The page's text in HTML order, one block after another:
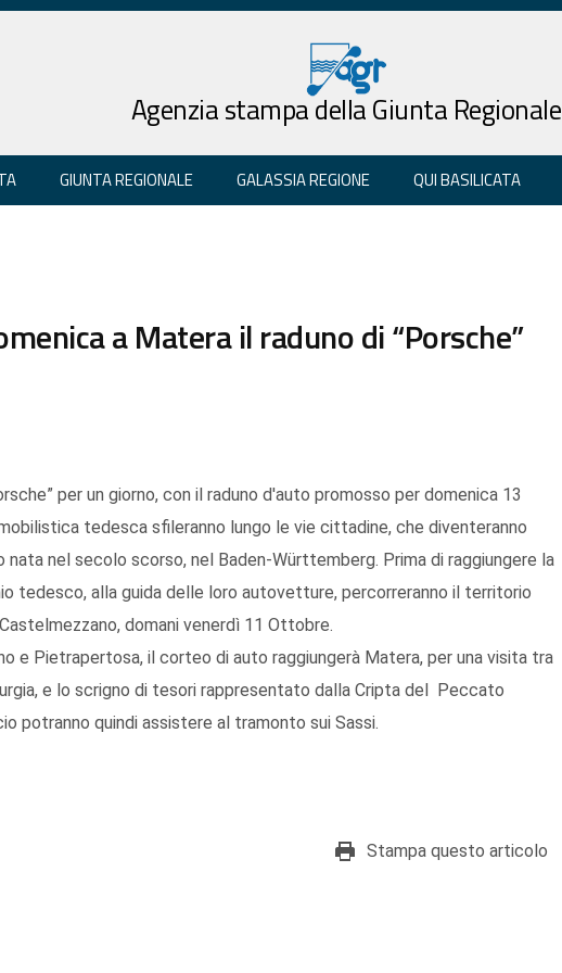
Agenzia stampa della Giunta Regionale
GIUNTA REGIONALE GALASSIA REGIONE QUI BASILICATA
a Matera il raduno di “Porsche”
per un giorno, con il raduno d'auto promosso per domenica 13
tedesca sfileranno lungo le vie cittadine, che diventeranno
nata nel secolo scorso, nel Baden-Württemberg. Prima di raggiungere la
tedesco, alla guida delle loro autovetture, percorreranno il territorio
domani venerdì 11 Ottobre.
e Pietrapertosa, il corteo di auto raggiungerà Matera, per una visita tra
e lo scrigno di tesori rappresentato dalla Cripta del Peccato
potranno quindi assistere al tramonto sui Sassi.
Stampa questo articolo